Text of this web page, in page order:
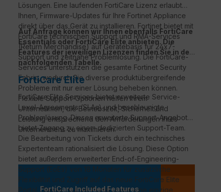
Lösungen. Eine laufenden FortiCare Lizenz erlaubt
Ihnen, Firmware-Updates für Ihre Fortinet Appliance
direkt über das Gerät zu installieren. Fortinet bietet mit
FortiCare technischen Support und RMA-Services
(Return Merchandise) auf Gerätebasis für 24x7-
Support und zeitnahe Problemlösung. Die FortiCare-
Services unterstützen die gesamte Fortinet Security
Fabric, wodurch Sie diverse produktübergreifende
Probleme mit nur einer Lösung beheben können.
Flexible Support-Optionen helfen Ihrem
Unternehmen, die Betriebszeit, Sicherheit und
Leistung entsprechend den Anforderungen Ihres
Unternehmens zu maximieren.
Auf Anfrage können wir Ihnen ebenfalls FortiCare
Essentials oder FortiCare Elite anbieten. Die
Features der jeweiligen Lizenzen finden Sie in der
nachfolgenden Tabelle.
FortiCare Elite
FortiCareElite Services bietet erweiterte Service-
Level-Agreements (SLAs) und beschleunigte
Problemlösung. Dieses erweiterte Support-Angebot
bietet Zugang zu einem dedizierten Support-Team.
Die Bearbeitung von Tickets durch ein technisches
Expertenteam rationalisiert die Lösung. Diese Option
bietet außerdem erweiterter End-of-Engineering-
Support (EoEs) von 18 Monaten für zusätzliche
Flexibilität und Zugriff auf das neue FortiCare Elite
Portal. Dieses intuitive Portal bietet eine einzige,
FortiCare Included Features